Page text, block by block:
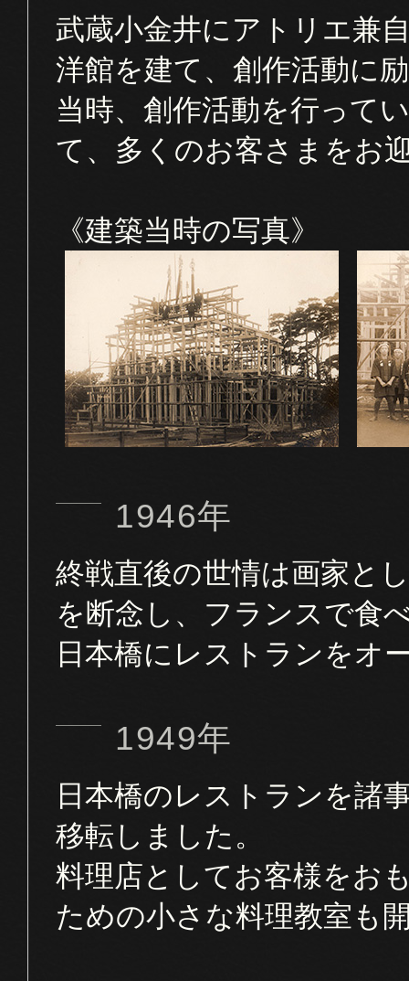
武蔵小金井にアトリエ兼
洋館を建て、創作活動に
当時、創作活動を行って
て、多くのお客さまをお
《建築当時の写真》
1946年
終戦直後の世情は画家と
を断念し、フランスで食
日本橋にレストランをオ
1949年
日本橋のレストランを諸
移転しました。
料理店としてお客様をお
ための小さな料理教室も